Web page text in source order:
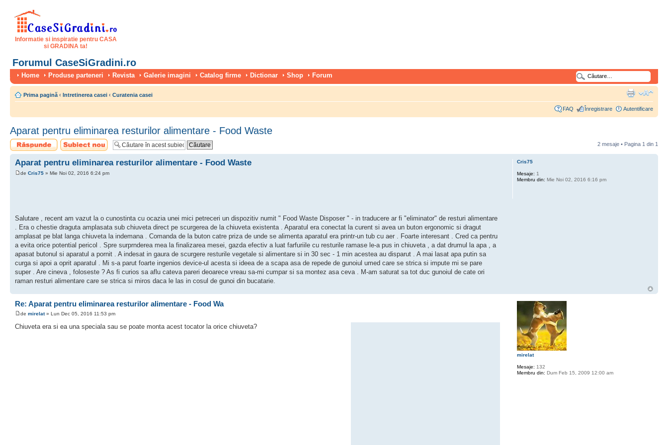
Informatie si inspiratie pentru CASA
si GRADINA ta!
Forumul CaseSiGradini.ro
Home Produse parteneri Revista Galerie imagini Catalog firme Dictionar Shop Forum
Prima pagină ‹ Intretinerea casei ‹ Curatenia casei
FAQ Înregistrare Autentificare
Aparat pentru eliminarea resturilor alimentare - Food Waste
Scrie un răspuns
Scrie un subiect
nou
2 mesaje • Pagina 1 din 1
Aparat pentru eliminarea resturilor alimentare - Food Waste
de Cris75 » Mie Noi 02, 2016 6:24 pm
Salutare , recent am vazut la o cunostinta cu ocazia unei mici petreceri un dispozitiv numit " Food Waste Disposer " - in traducere ar fi "eliminator" de resturi alimentare
. Era o chestie draguta amplasata sub chiuveta direct pe scurgerea de la chiuveta existenta . Aparatul era conectat la curent si avea un buton ergonomic si dragut
amplasat pe blat langa chiuveta la indemana . Comanda de la buton catre priza de unde se alimenta aparatul era printr-un tub cu aer . Foarte interesant . Cred ca pentru
a evita orice potential pericol . Spre surprnderea mea la finalizarea mesei, gazda efectiv a luat farfuriile cu resturile ramase le-a pus in chiuveta , a dat drumul la apa , a
apasat butonul si aparatul a pornit . A indesat in gaura de scurgere resturile vegetale si alimentare si in 30 sec - 1 min acestea au disparut . A mai lasat apa putin sa
curga si apoi a oprit aparatul . Mi s-a parut foarte ingenios device-ul acesta si ideea de a scapa asa de repede de gunoiul umed care se strica si impute mi se pare
super . Are cineva , foloseste ? As fi curios sa aflu cateva pareri deoarece vreau sa-mi cumpar si sa montez asa ceva . M-am saturat sa tot duc gunoiul de cate ori
raman resturi alimentare care se strica si miros daca le las in cosul de gunoi din bucatarie.
Cris75
Mesaje: 1
Membru din: Mie Noi 02, 2016 6:16 pm
Re: Aparat pentru eliminarea resturilor alimentare - Food Wa
de mirelat» Lun Dec 05, 2016 11:53 pm
Chiuveta era si ea una speciala sau se poate monta acest tocator la orice chiuveta?
mirelat
Mesaje: 132
Membru din: Dum Feb 15, 2009 12:00 am